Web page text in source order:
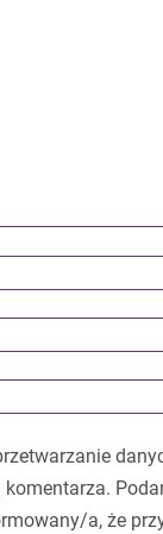
a, że